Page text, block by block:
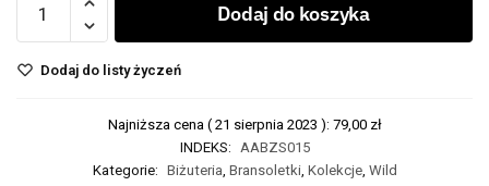
Dodaj do koszyka
Dodaj do listy życzeń
Najniższa cena (21 sierpnia 2023 ): 79,00 zł
INDEKS: AABZS015
Kategorie: Biżuteria, Bransoletki, Kolekcje, Wild